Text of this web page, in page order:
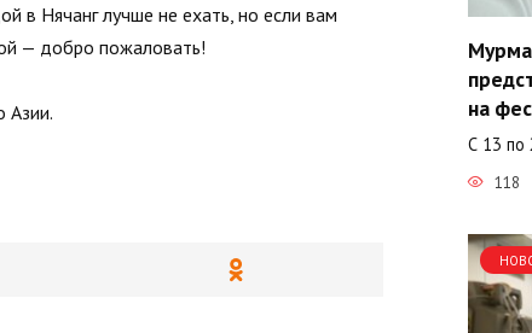
в Нячанг лучше не ехать, но если вам
— добро пожаловать!
Азии.
на
С 13 по
118